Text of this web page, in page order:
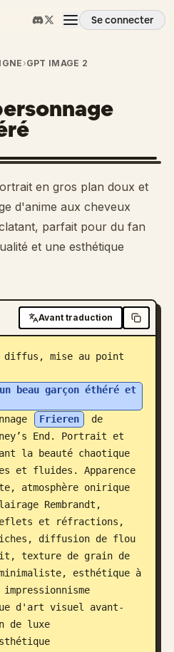
Se connecter
›GPT IMAGE 2
en gros plan doux et
d'anime aux cheveux
parfait pour du fan
et une esthétique
Avant traduction
diffus, mise au point
beau garçon éthéré et
Frieren
de
End. Portrait et
la beauté chaotique
et fluides. Apparence
atmosphère onirique
Rembrandt,
et réfractions,
diffusion de flou
texture de grain de
esthétique à
d'art visuel avant-
de luxe